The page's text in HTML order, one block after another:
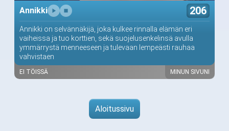
Annikki 206
Annikki on selvännäkijä, joka kulkee rinnalla elämän eri
vaiheissa ja tuo korttien, sekä suojelusenkelinsä avulla
ymmärrystä menneeseen ja tulevaan lempeästi rauhaa
vahvistaen
EI TÖISSÄ MINUN SIVUNI
Aloitussivu